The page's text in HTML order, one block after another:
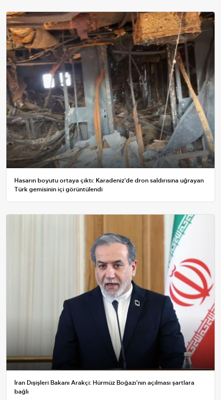
Hasarın boyutu ortaya çıktı: Karadeniz'de dron saldırısına uğrayan
Türk gemisinin içi görüntülendi
İran Dışişleri Bakanı Arakçi: Hürmüz Boğazı'nın açılması şartlara
bağlı